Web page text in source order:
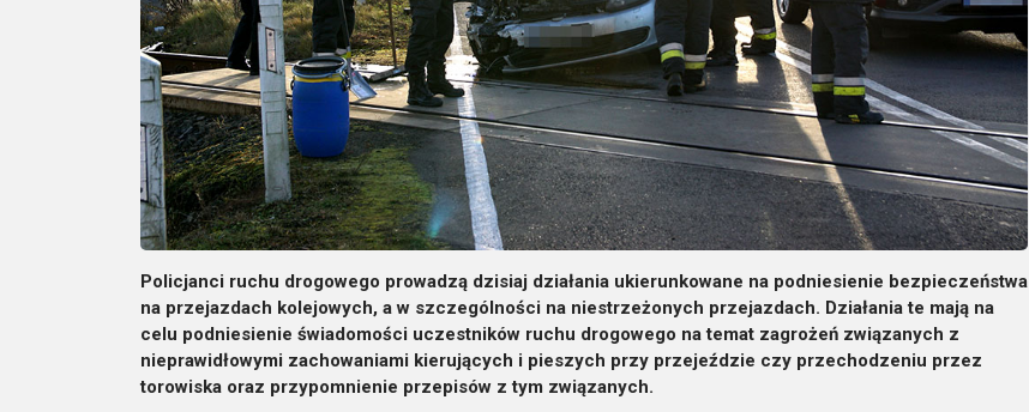
Policjanci ruchu drogowego prowadzą dzisiaj działania ukierunkowane na podniesienie bezpieczeństwa
na przejazdach kolejowych, a w szczególności na niestrzeżonych przejazdach. Działania te mają na
celu podniesienie świadomości uczestników ruchu drogowego na temat zagrożeń związanych z
nieprawidłowymi zachowaniami kierujących i pieszych przy przejeździe czy przechodzeniu przez
torowiska oraz przypomnienie przepisów z tym związanych.